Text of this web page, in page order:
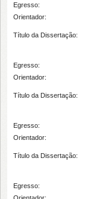
Egresso:
Orientador:
Título da Dissertação:
Egresso:
Orientador:
Título da Dissertação:
Egresso:
Orientador:
Título da Dissertação:
Egresso: